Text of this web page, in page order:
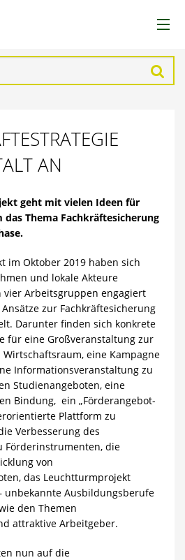
AN
geht mit vielen Ideen für
Thema Fachkräftesicherung
im Oktober 2019 haben sich
und lokale Akteure
Arbeitsgruppen engagiert
zur Fachkräftesicherung
Darunter finden sich konkrete
für eine Großveranstaltung zur
eine Kampagne
Informationsveranstaltung zu
Studienangeboten, eine
Bindung, ein „Förderangebot-
Plattform zu
Verbesserung des
Förderinstrumenten, die
von
das Leuchtturmprojekt
unbekannte Ausbildungsberufe
den Themen
attraktive Arbeitgeber.
nun auf die